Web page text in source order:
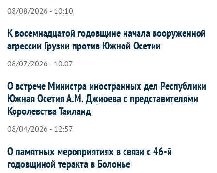
08/08/2026 - 10:10
К восемнадцатой годовщине начала вооруженной
агрессии Грузии против Южной Осетии
08/07/2026 - 10:07
О встрече Министра иностранных дел Республики
Южная Осетия А.М. Джиоева с представителями
Королевства Таиланд
08/04/2026 - 12:57
О памятных мероприятиях в связи с 46-й
годовщиной теракта в Болонье